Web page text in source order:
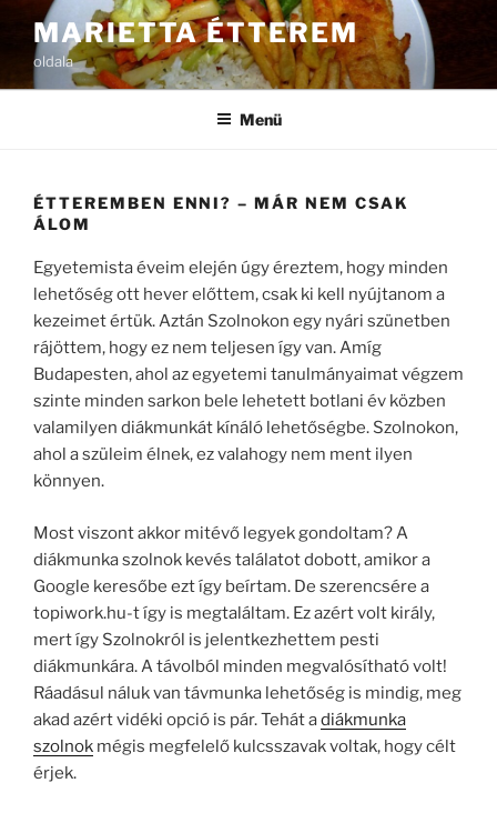
Tartalomhoz
MARIETTA ÉTTEREM
oldala
Menü
ÉTTEREMBEN ENNI? – MÁR NEM CSAK
ÁLOM
Egyetemista éveim elején úgy éreztem, hogy minden
lehetőség ott hever előttem, csak ki kell nyújtanom a
kezeimet értük. Aztán Szolnokon egy nyári szünetben
rájöttem, hogy ez nem teljesen így van. Amíg
Budapesten, ahol az egyetemi tanulmányaimat végzem
szinte minden sarkon bele lehetett botlani év közben
valamilyen diákmunkát kínáló lehetőségbe. Szolnokon,
ahol a szüleim élnek, ez valahogy nem ment ilyen
könnyen.
Most viszont akkor mitévő legyek gondoltam? A
diákmunka szolnok kevés találatot dobott, amikor a
Google keresőbe ezt így beírtam. De szerencsére a
topiwork.hu-t így is megtaláltam. Ez azért volt király,
mert így Szolnokról is jelentkezhettem pesti
diákmunkára. A távolból minden megvalósítható volt!
Ráadásul náluk van távmunka lehetőség is mindig, meg
akad azért vidéki opció is pár. Tehát adiákmunka
szolnok mégis megfelelő kulcsszavak voltak, hogy célt
érjek.